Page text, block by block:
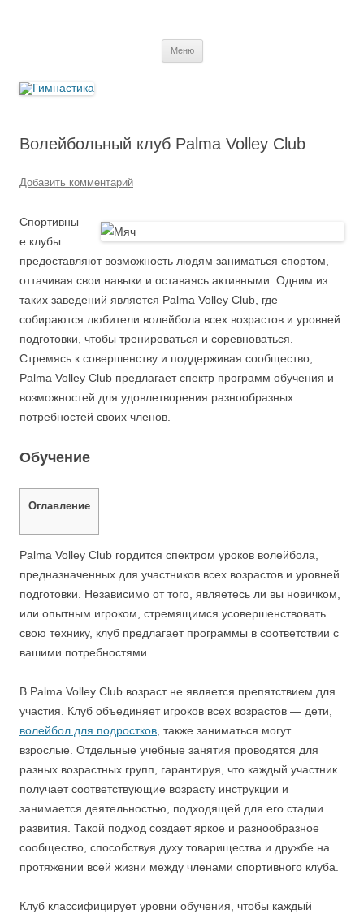
Меню
Волейбольный клуб Palma Volley Club
Добавить комментарий
Спортивны
е клубы
предоставляют возможность людям заниматься спортом,
оттачивая свои навыки и оставаясь активными. Одним из
таких заведений является Palma Volley Club, где
собираются любители волейбола всех возрастов и уровней
подготовки, чтобы тренироваться и соревноваться.
Стремясь к совершенству и поддерживая сообщество,
Palma Volley Club предлагает спектр программ обучения и
возможностей для удовлетворения разнообразных
потребностей своих членов.
Обучение
Оглавление
Palma Volley Club гордится спектром уроков волейбола,
предназначенных для участников всех возрастов и уровней
подготовки. Независимо от того, являетесь ли вы новичком,
или опытным игроком, стремящимся усовершенствовать
свою технику, клуб предлагает программы в соответствии с
вашими потребностями.
В Palma Volley Club возраст не является препятствием для
участия. Клуб объединяет игроков всех возрастов — дети,
волейбол для подростков, также заниматься могут
взрослые. Отдельные учебные занятия проводятся для
разных возрастных групп, гарантируя, что каждый участник
получает соответствующие возрасту инструкции и
занимается деятельностью, подходящей для его стадии
развития. Такой подход создает яркое и разнообразное
сообщество, способствуя духу товарищества и дружбе на
протяжении всей жизни между членами спортивного клуба.
Клуб классифицирует уровни обучения, чтобы каждый